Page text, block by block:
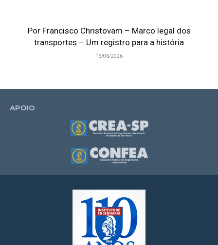
Por Francisco Christovam – Marco legal dos
transportes – Um registro para a história
15/06/2026
APOIO